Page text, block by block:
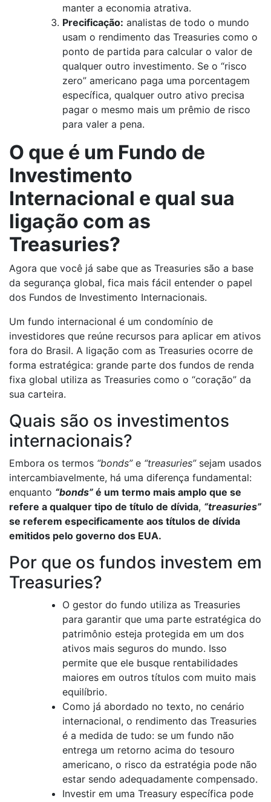
manter a economia atrativa.
Precificação: analistas de todo o mundo
usam o rendimento das Treasuries como o
ponto de partida para calcular o valor de
qualquer outro investimento. Se o “risco
zero” americano paga uma porcentagem
específica, qualquer outro ativo precisa
pagar o mesmo mais um prêmio de risco
para valer a pena.
O que é um Fundo de
Investimento
Internacional e qual sua
ligação com as
Treasuries?
Agora que você já sabe que as Treasuries são a base
da segurança global, fica mais fácil entender o papel
dos Fundos de Investimento Internacionais.
Um fundo internacional é um condomínio de
investidores que reúne recursos para aplicar em ativos
fora do Brasil. A ligação com as Treasuries ocorre de
forma estratégica: grande parte dos fundos de renda
fixa global utiliza as Treasuries como o “coração” da
sua carteira.
Quais são os investimentos
internacionais?
Embora os termos “bonds”e “treasuries”sejam usados
​​intercambiavelmente, há uma diferença fundamental:
enquanto “bonds” é um termo mais amplo que se
refere a qualquer tipo de título de dívida, “treasuries”
se referem especificamente aos títulos de dívida
emitidos pelo governo dos EUA.
Por que os fundos investem em
Treasuries?
O gestor do fundo utiliza as Treasuries
para garantir que uma parte estratégica do
patrimônio esteja protegida em um dos
ativos mais seguros do mundo. Isso
permite que ele busque rentabilidades
maiores em outros títulos com muito mais
equilíbrio.
Como já abordado no texto, no cenário
internacional, o rendimento das Treasuries
é a medida de tudo: se um fundo não
entrega um retorno acima do tesouro
americano, o risco da estratégia pode não
estar sendo adequadamente compensado.
Investir em uma Treasury específica pode